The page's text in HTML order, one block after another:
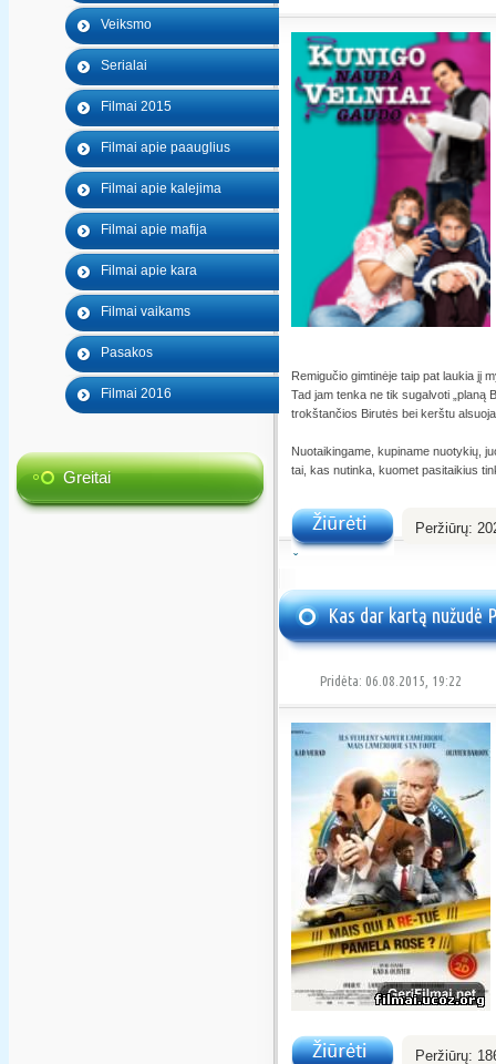
Veiksmo
Serialai
Filmai 2015
Filmai apie paauglius
Filmai apie kalejima
Filmai apie mafija
Filmai apie kara
Filmai vaikams
Pasakos
Filmai 2016
Greitai
Remigučio gimtinėje taip pat laukia jį
Tad jam tenka ne tik sugalvoti „planą
trokštančios Birutės bei kerštu
Nuotaikingame, kupiname nuotykių,
tai, kas nutinka, kuomet pasitaikius
Peržiūrų:
Kas dar kartą nužudė
Pridėta: 06.08.2015, 19:22
Peržiūrų: